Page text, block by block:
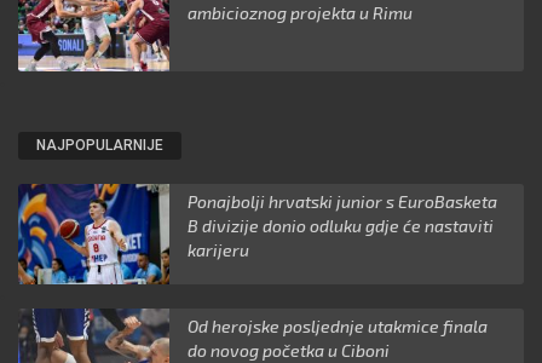
ambicioznog projekta u Rimu
NAJPOPULARNIJE
Ponajbolji hrvatski junior s EuroBasketa
B divizije donio odluku gdje će nastaviti
karijeru
Od herojske posljednje utakmice finala
do novog početka u Ciboni